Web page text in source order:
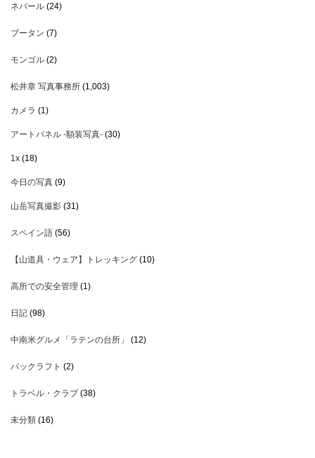
ネパール (24)
ブータン (7)
モンゴル (2)
松井章 写真事務所 (1,003)
カメラ (1)
アートパネル -額装写真- (30)
1x (18)
今日の写真 (9)
山岳写真撮影 (31)
スペイン語 (56)
【山道具・ウェア】トレッキング (10)
高所での安全管理 (1)
日記 (98)
中南米グルメ「ラテンの台所」 (12)
パックラフト (2)
トラベル・クラブ (38)
未分類 (16)